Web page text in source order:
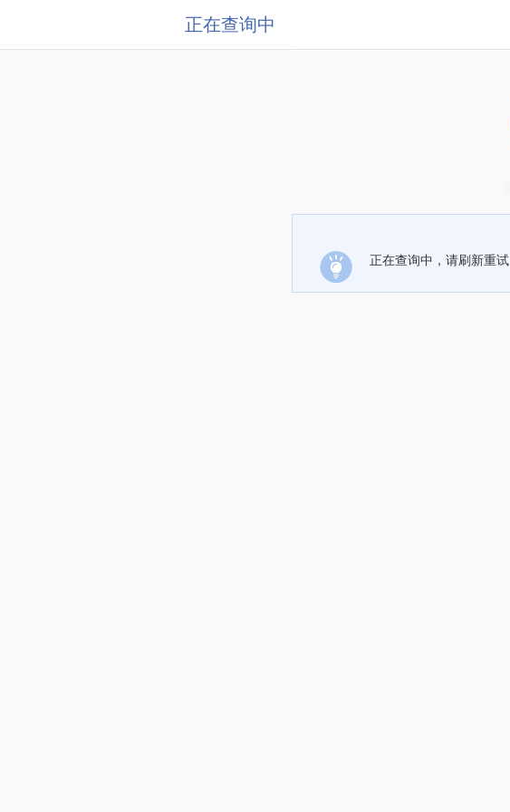
正在查询中
正在查询中，请刷新重试